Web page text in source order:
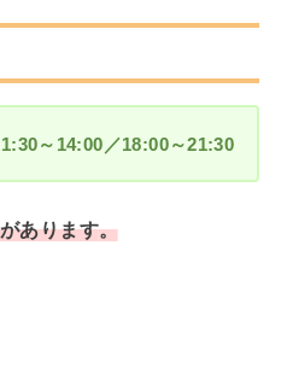
～14:00／18:00～21:30
あります。